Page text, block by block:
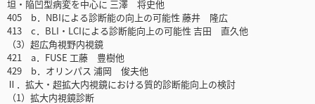
坦・陥凹型病変を中心に 三澤 将史他
405 b．NBIによる診断能の向上の可能性 藤井 隆広
413 c．BLI・LCIによる診断能向上の可能性 吉田 直久他
（3）超広角視野内視鏡
421 a．FUSE 工藤 豊樹他
429 b．オリンパス 浦岡 俊夫他
Ⅱ．拡大・超拡大内視鏡における質的診断能向上の検討
（1）拡大内視鏡診断